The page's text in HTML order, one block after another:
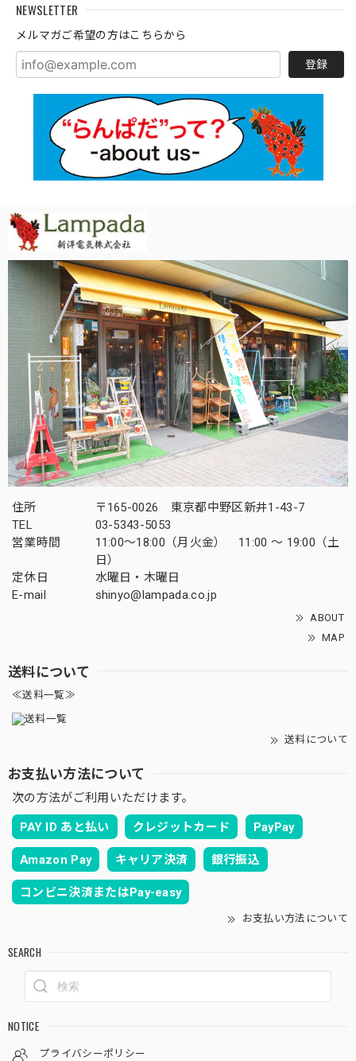
NEWSLETTER
メルマガご希望の方はこちらから
登録
住所
〒165-0026 東京都中野区新井1-43-7
TEL
03-5343-5053
営業時間
11:00～18:00（月火金） 11:00 ～ 19:00（土
日）
定休日
水曜日・木曜日
E-mail
shinyo@lampada.co.jp
ABOUT
MAP
送料について
≪送料一覧≫
送料について
お支払い方法について
次の方法がご利用いただけます。
PAY ID あと払い クレジットカード PayPay
Amazon Pay キャリア決済 銀行振込
コンビニ決済またはPay-easy
お支払い方法について
SEARCH
NOTICE
プライバシーポリシー